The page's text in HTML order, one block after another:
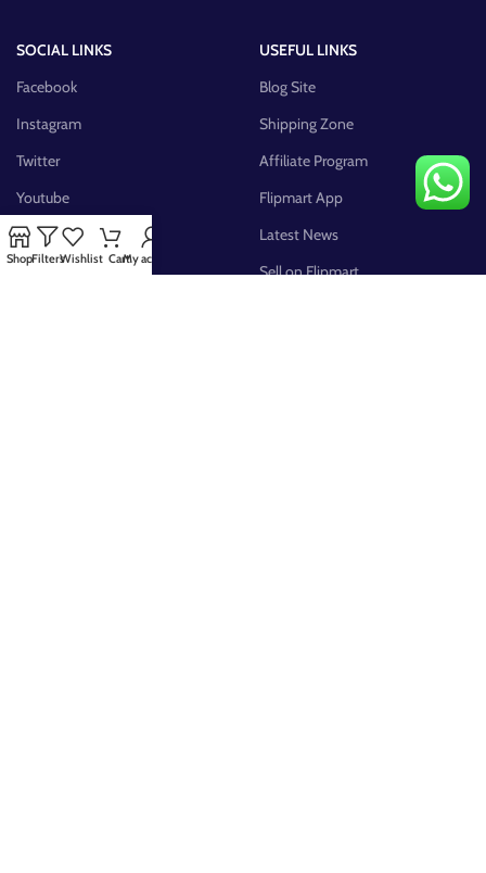
SOCIAL LINKS
Facebook
Instagram
Twitter
Youtube
Pinterest
FB Group
USEFUL LINKS
Blog Site
Shipping Zone
Affiliate Program
Flipmart App
Latest News
Sell on Flipmart
ShopFiltersWishlist CartMy account